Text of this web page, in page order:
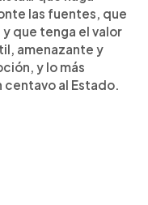
las fuentes, que
que tenga el valor
amenazante y
y lo más
al Estado.